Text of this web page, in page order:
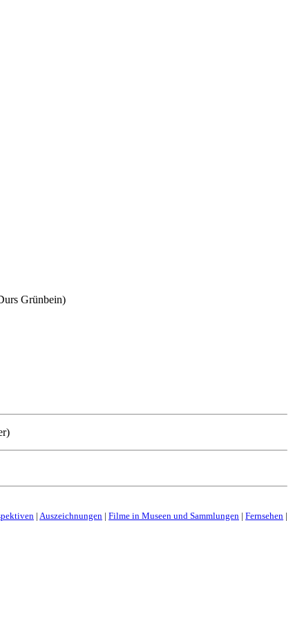
Grünbein)
| Auszeichnungen | Filme in Museen und Sammlungen | Fernsehen |